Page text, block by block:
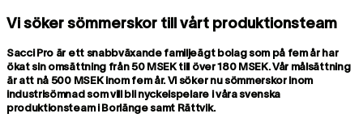
Vi söker sömmerskor till vårt produktionsteam
Sacci Pro är ett snabbväxande familjeägt bolag som på fem år har
ökat sin omsättning från 50 MSEK till över 180 MSEK. Vår målsättning
är att nå 500 MSEK inom fem år. Vi söker nu sömmerskor inom
industrisömnad som vill bli nyckelspelare i våra svenska
produktionsteam i Borlänge samt Rättvik.